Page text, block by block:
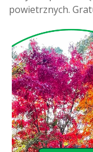
powietrznych.